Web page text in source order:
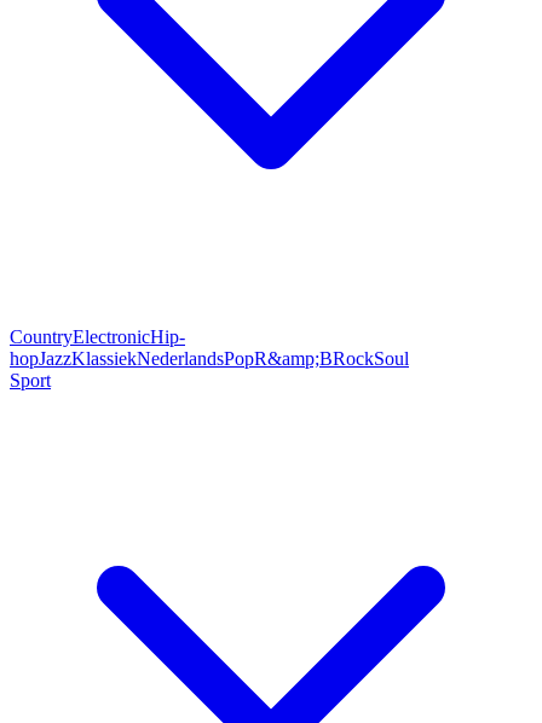
CountryElectronicHip-
hopJazzKlassiekNederlandsPopR&amp;BRockSoul
Sport